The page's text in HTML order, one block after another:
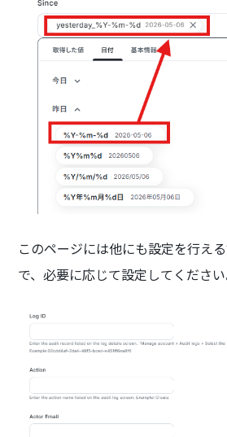
このページには他にも設定を行え
で、必要に応じて設定してください